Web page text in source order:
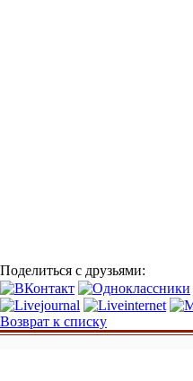
Поделиться с друзьями:
Возврат к списку